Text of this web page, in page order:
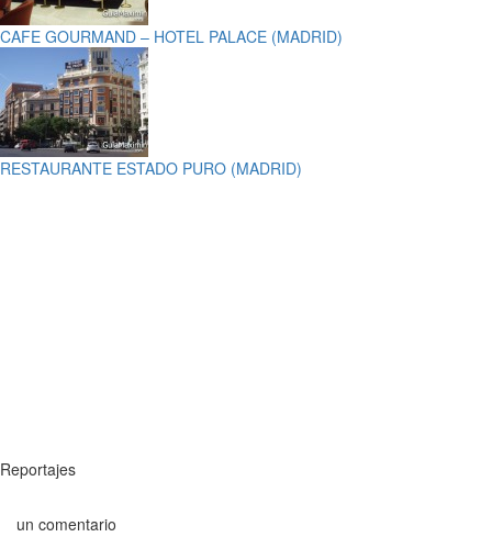
CAFE GOURMAND – HOTEL PALACE (MADRID)
RESTAURANTE ESTADO PURO (MADRID)
Reportajes
un comentario